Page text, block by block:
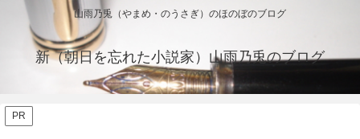
山雨乃兎（やまめ・のうさぎ）のほのぼのブログ
新（朝日を忘れた小説家）山雨乃兎のブログ
PR